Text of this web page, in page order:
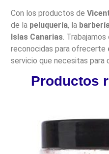
Con los productos de
de la peluquería, la
Islas Canarias .
reconocidas para ofrecerte
servicio que necesitas para
Productos